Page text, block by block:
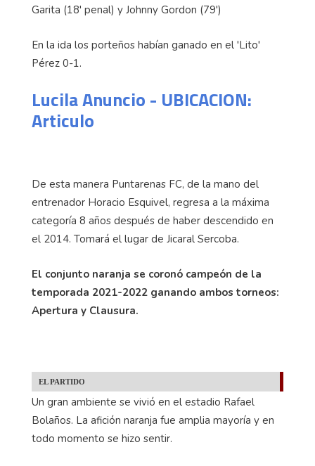
Garita (18' penal) y Johnny Gordon (79')
En la ida los porteños habían ganado en el 'Lito'
Pérez 0-1.
Lucila Anuncio - UBICACION:
Articulo
De esta manera Puntarenas FC, de la mano del
entrenador Horacio Esquivel, regresa a la máxima
categoría 8 años después de haber descendido en
el 2014. Tomará el lugar de Jicaral Sercoba.
El conjunto naranja se coronó campeón de la
temporada 2021-2022 ganando ambos torneos:
Apertura y Clausura.
EL PARTIDO
Un gran ambiente se vivió en el estadio Rafael
Bolaños. La afición naranja fue amplia mayoría y en
todo momento se hizo sentir.